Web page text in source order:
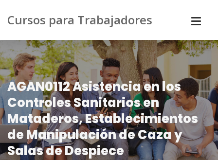
Cursos para Trabajadores
AGAN0112 Asistencia en los
Controles Sanitarios en
Mataderos, Establecimientos
de Manipulación de Caza y
Salas de Despiece